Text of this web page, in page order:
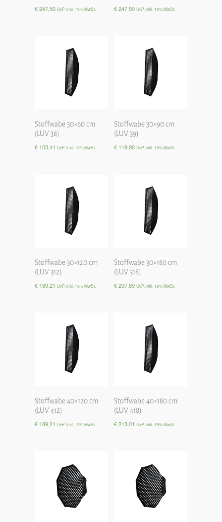
€247,50 UvP. inkl. 19% MwSt. €247,50 UvP. inkl. 19% MwSt.
Stoffwabe 30×60 cm
(LUV 36)
€ 103,41 UvP. inkl. 19% MwSt.
Stoffwabe 30×90 cm
(LUV 39)
€ 119,90 UvP. inkl. 19% MwSt.
Stoffwabe 30×120 cm
(LUV 312)
€ 189,21 UvP. inkl. 19% MwSt.
Stoffwabe 30×180 cm
(LUV 318)
€207,89 UvP. inkl. 19% MwSt.
Stoffwabe 40×120 cm
(LUV 412)
€ 189,21 UvP. inkl. 19% MwSt.
Stoffwabe 40×180 cm
(LUV 418)
€213,01 UvP. inkl. 19% MwSt.